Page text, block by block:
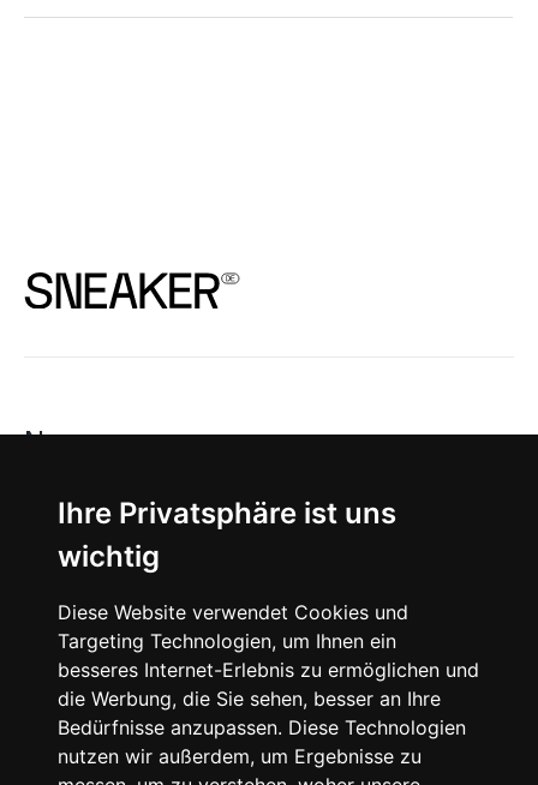
Ihre Privatsphäre ist uns
wichtig
Diese Website verwendet Cookies und
Targeting Technologien, um Ihnen ein
besseres Internet-Erlebnis zu ermöglichen und
die Werbung, die Sie sehen, besser an Ihre
Bedürfnisse anzupassen. Diese Technologien
nutzen wir außerdem, um Ergebnisse zu
News
About
Instagram
Facebook